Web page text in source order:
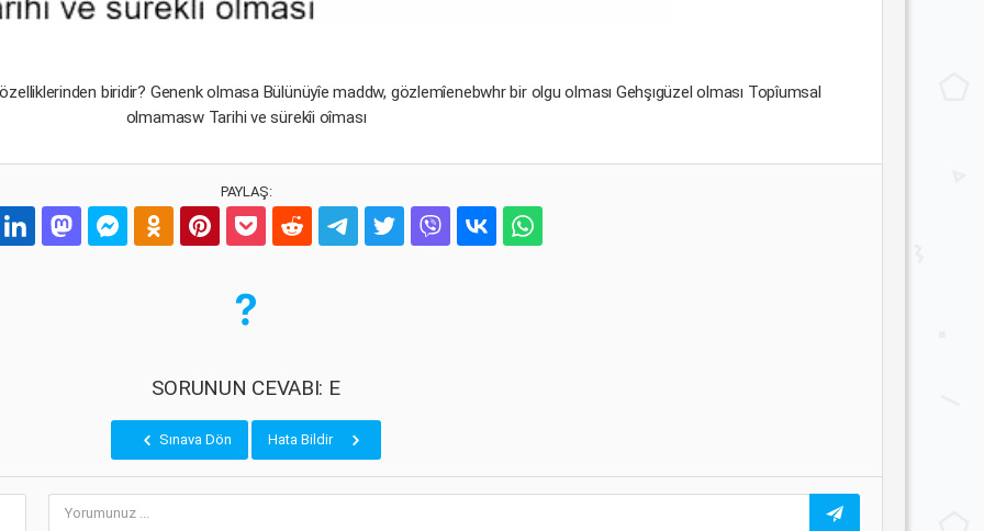
biridir? Genenk olmasa Bülünüyîe maddw, gözlemîenebwhr bir olgu olması Gehşıgüzel olması Topîumsal
olmamasw Tarihi ve sürekîi oîması
PAYLAŞ:
SORUNUN CEVABI: E
Sınava Dön Hata Bildir